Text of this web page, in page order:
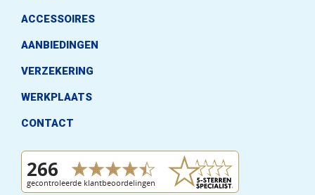
ACCESSOIRES
AANBIEDINGEN
VERZEKERING
WERKPLAATS
CONTACT